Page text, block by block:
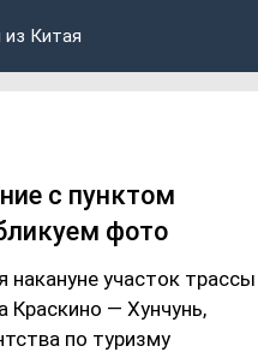
из Китая
с пунктом
фото
участок трассы
Краскино ― Хунчунь,
по туризму